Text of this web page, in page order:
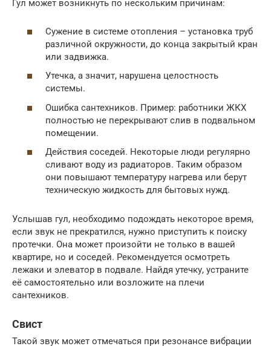
Гул может возникнуть по нескольким причинам:
Сужение в системе отопления – установка труб
различной окружности, до конца закрытый кран
или задвижка.
Утечка, а значит, нарушена целостность
системы.
Ошибка сантехников. Пример: работники ЖКХ
полностью не перекрывают слив в подвальном
помещении.
Действия соседей. Некоторые люди регулярно
сливают воду из радиаторов. Таким образом
они повышают температуру нагрева или берут
техническую жидкость для бытовых нужд.
Услышав гул, необходимо подождать некоторое время,
если звук не прекратился, нужно приступить к поиску
протечки. Она может произойти не только в вашей
квартире, но и соседей. Рекомендуется осмотреть
лежаки и элеватор в подвале. Найдя утечку, устраните
её самостоятельно или возложите на плечи
сантехников.
Свист
Такой звук может отмечаться при резонансе вибрации